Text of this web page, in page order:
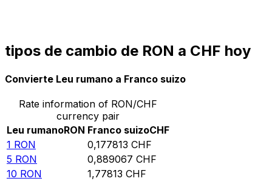
tipos de cambio de RON a CHF hoy
Convierte Leu rumano a Franco suizo
Rate information of RON/CHF
currency pair
Leu rumanoRON Franco suizoCHF
1 RON 0,177813 CHF
5 RON 0,889067 CHF
10 RON 1,77813 CHF